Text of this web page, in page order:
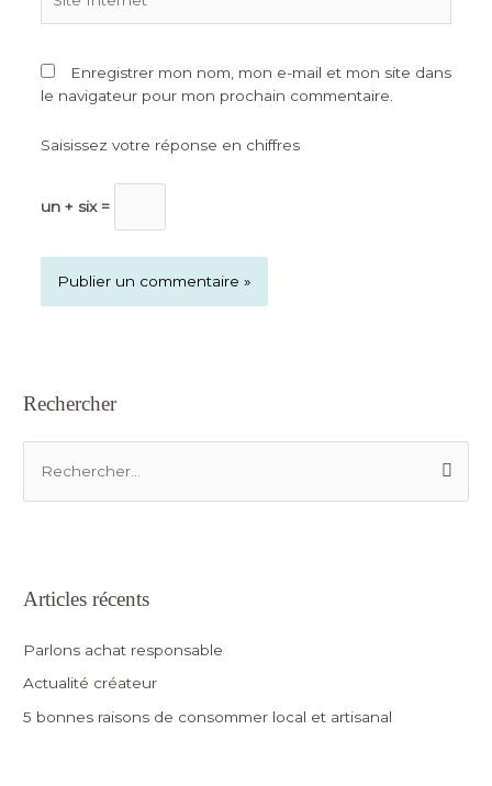
Enregistrer mon nom, mon e-mail et mon site dans
le navigateur pour mon prochain commentaire.
Saisissez votre réponse en chiffres
un + six =
Rechercher
Articles récents
Parlons achat responsable
Actualité créateur
5 bonnes raisons de consommer local et artisanal